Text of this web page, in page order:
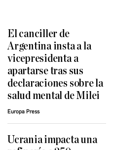
El canciller de
Argentina insta a la
vicepresidenta a
apartarse tras sus
declaraciones sobre la
salud mental de Milei
Europa Press
Ucrania impacta una